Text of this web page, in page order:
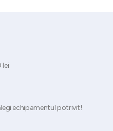
lei
echipamentul potrivit!